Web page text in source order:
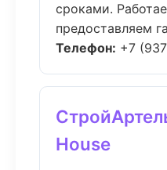
сроками.
предоставляем
Телефон: +7
House